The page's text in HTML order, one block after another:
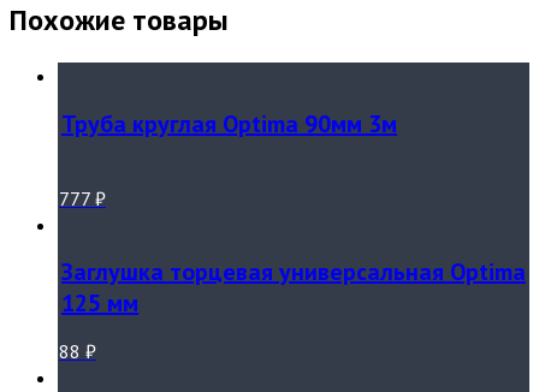
Похожие товары
Труба круглая Optima 90мм 3м
777 ₽
Заглушка торцевая универсальная Optima
125 мм
88 ₽